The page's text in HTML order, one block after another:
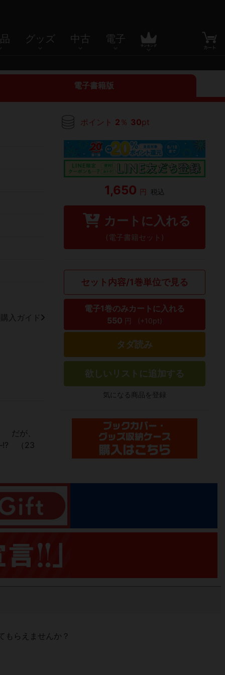
グッズ 中古 電子
電子書籍版
入ガイド
だが、
（23
ポイント 2 ％ 30pt
1,650 円 税込
カートに入れる
(電子書籍セット)
セット内容/1巻単位で見る
電子1巻のみカートに入れる
550 円 (+10pt)
タダ読み
欲しいリストに追加する
気になる商品を登録
もらえませんか？